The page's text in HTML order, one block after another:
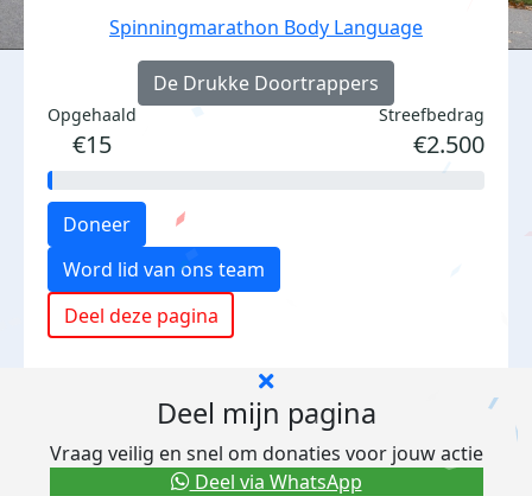
Spinningmarathon Body Language
De Drukke Doortrappers
Opgehaald
€15
Streefbedrag
€2.500
Doneer
Word lid van ons team
Deel deze pagina
Deel mijn pagina
Vraag veilig en snel om donaties voor jouw actie
Deel via WhatsApp